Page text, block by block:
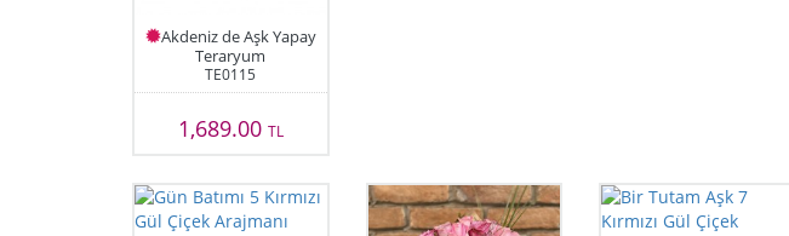
Akdeniz de Aşk Yapay
Teraryum
TE0115
1,689.00 TL